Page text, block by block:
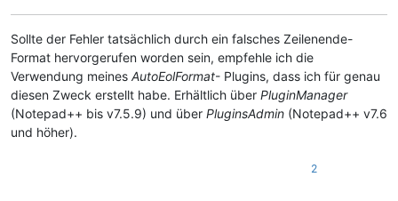
Sollte der Fehler tatsächlich durch ein falsches Zeilenende-
Format hervorgerufen worden sein, empfehle ich die
Verwendung meines AutoEolFormat- Plugins, dass ich für genau
diesen Zweck erstellt habe. Erhältlich über PluginManager
(Notepad++ bis v7.5.9) und über PluginsAdmin (Notepad++ v7.6
und höher).
2